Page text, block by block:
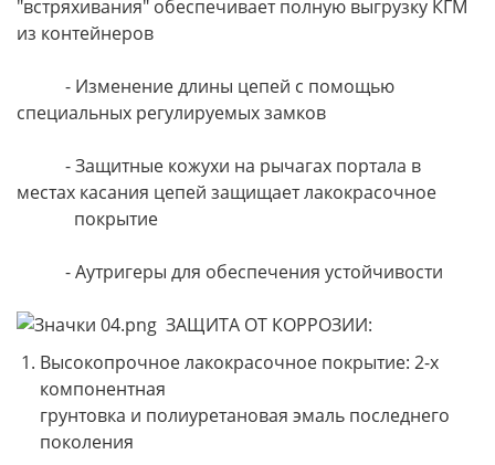
"встряхивания" обеспечивает полную выгрузку КГМ
из контейнеров
- Изменение длины цепей с помощью
специальных регулируемых замков
- Защитные кожухи на рычагах портала в
местах касания цепей защищает лакокрасочное
покрытие
- Аутригеры для обеспечения устойчивости
ЗАЩИТА ОТ КОРРОЗИИ:
Высокопрочное лакокрасочное покрытие: 2-х
компонентная
грунтовка и полиуретановая эмаль последнего
поколения